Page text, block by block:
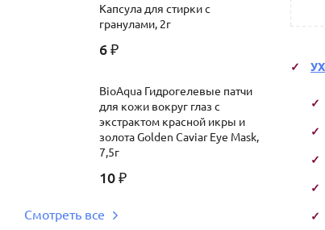
Капсула для стирки с
гранулами, 2г
6 ₽
BioAqua Гидрогелевые патчи
для кожи вокруг глаз c
экстрактом красной икры и
золота Golden Caviar Eye Mask,
7,5г
10 ₽
Смотреть все